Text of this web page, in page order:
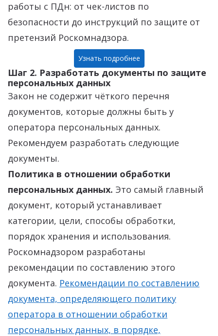
работы с ПДн: от чек-листов по
безопасности до инструкций по защите от
претензий Роскомнадзора.
Узнать подробнее
Шаг 2. Разработать документы по защите
персональных данных
Закон не содержит чёткого перечня
документов, которые должны быть у
оператора персональных данных.
Рекомендуем разработать следующие
документы.
Политика в отношении обработки
персональных данных. Это самый главный
документ, который устанавливает
категории, цели, способы обработки,
порядок хранения и использования.
Роскомнадзором разработаны
рекомендации по составлению этого
документа. Рекомендации по составлению
документа, определяющего политику
оператора в отношении обработки
персональных данных, в порядке,